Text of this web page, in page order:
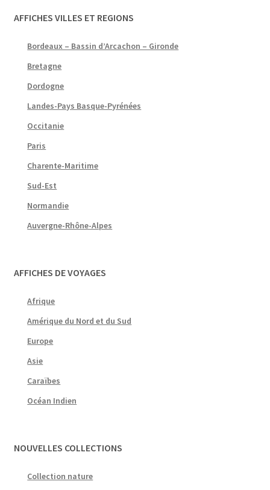
AFFICHES VILLES ET REGIONS
Bordeaux – Bassin d’Arcachon – Gironde
Bretagne
Dordogne
Landes-Pays Basque-Pyrénées
Occitanie
Paris
Charente-Maritime
Sud-Est
Normandie
Auvergne-Rhône-Alpes
AFFICHES DE VOYAGES
Afrique
Amérique du Nord et du Sud
Europe
Asie
Caraïbes
Océan Indien
NOUVELLES COLLECTIONS
Collection nature